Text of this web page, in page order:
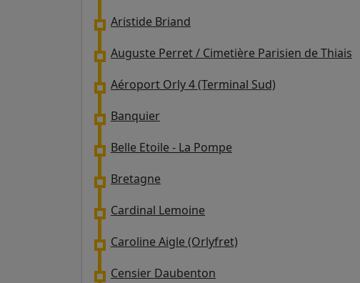
Aristide Briand
Auguste Perret / Cimetière Parisien de Thiais
Aéroport Orly 4 (Terminal Sud)
Banquier
Belle Etoile - La Pompe
Bretagne
Cardinal Lemoine
Caroline Aigle (Orlyfret)
Censier Daubenton